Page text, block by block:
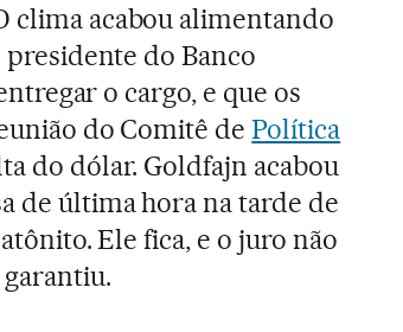
clima acabou alimentando
presidente do Banco
o cargo, e que os
do Comitê dePolítica
do dólar. Goldfajn acabou
de última hora na tarde de
Ele fica, e o juro não